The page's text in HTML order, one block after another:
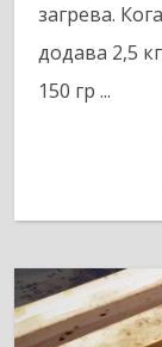
загрева.
додава 2,5
150 гр ...